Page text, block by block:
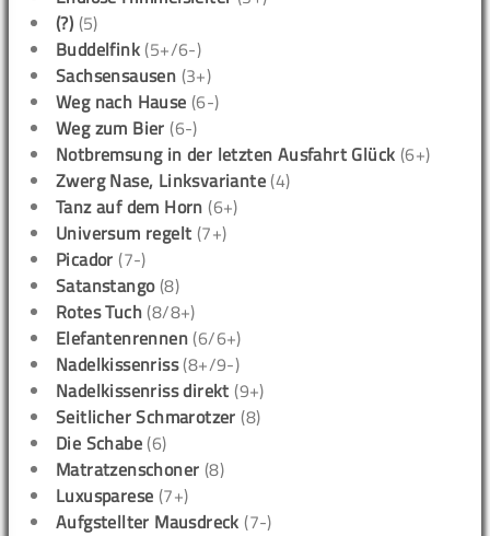
(?) (5)
Buddelfink (5+/6-)
Sachsensausen (3+)
Weg nach Hause (6-)
Weg zum Bier (6-)
Notbremsung in der letzten Ausfahrt Glück (6+)
Zwerg Nase, Linksvariante (4)
Tanz auf dem Horn (6+)
Universum regelt (7+)
Picador (7-)
Satanstango(8)
Rotes Tuch (8/8+)
Elefantenrennen (6/6+)
Nadelkissenriss(8+/9-)
Nadelkissenriss direkt (9+)
Seitlicher Schmarotzer (8)
Die Schabe (6)
Matratzenschoner (8)
Luxusparese (7+)
Aufgstellter Mausdreck (7-)